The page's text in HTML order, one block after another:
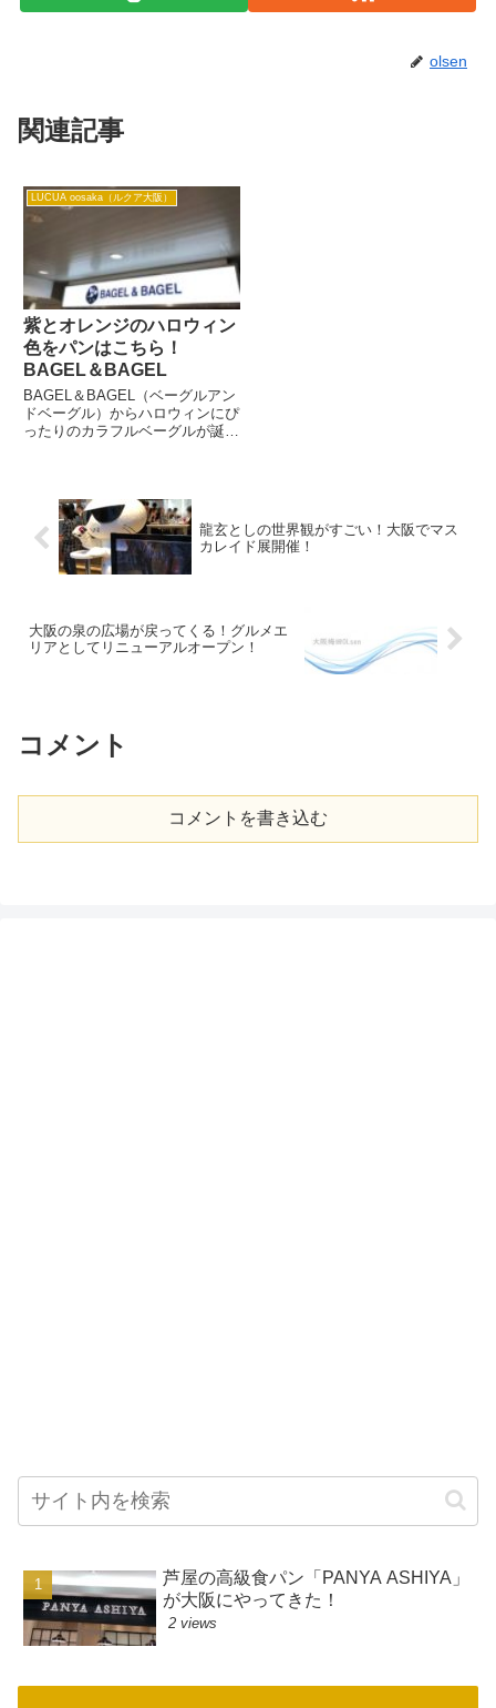
olsen
関連記事
LUCUA oosaka（ルクア大阪）
紫とオレンジのハロウィン
色をパンはこちら！
BAGEL＆BAGEL
BAGEL＆BAGEL（ベーグルアン
ドベーグル）からハロウィンにぴ
ったりのカラフルベーグルが誕生
えすること間違いなしで、たくさ
んの「いいね」がもらえそう...
龍玄としの世界観がすごい！大阪でマス
カレイド展開催！
大阪の泉の広場が戻ってくる！グルメエ
リアとしてリニューアルオープン！
コメント
コメントを書き込む
芦屋の高級食パン「PANYA ASHIYA」
が大阪にやってきた！
2 views